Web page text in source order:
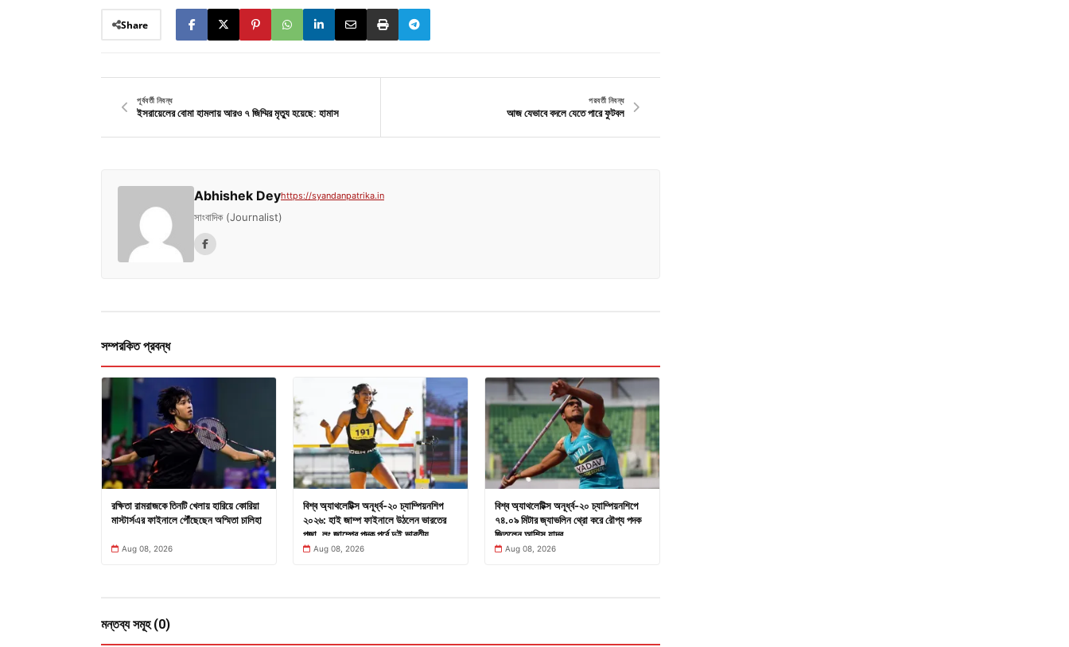
Share
পূর্ববর্তী নিবন্ধ
ইসরায়েলের বোমা হামলায় আরও ৭ জিম্মির মৃত্যু হয়েছে: হামাস
পরবর্তী নিবন্ধ
আজ যেভাবে বদলে যেতে পারে ফুটবল
Abhishek Deyhttps://syandanpatrika.in
সাংবাদিক (Journalist)
সম্পরকিত প্রবন্ধ
রক্ষিতা রামরাজকে তিনটি খেলায় হারিয়ে কোরিয়া
মাস্টার্সএর ফাইনালে পৌঁছেছেন অস্মিতা চালিহা
Aug 08, 2026
বিশ্ব অ্যাথলেটিক্স অনূর্ধ্ব-২০ চ্যাম্পিয়নশিপ
২০২৬: হাই জাম্প ফাইনালে উঠলেন ভারতের
পূজা, লং জাম্পের পদক পর্বে দুই ভারতীয়
Aug 08, 2026
বিশ্ব অ্যাথলেটিক্স অনূর্ধ্ব-২০ চ্যাম্পিয়নশিপে
৭৪.০৯ মিটার জ্যাভলিন থ্রো করে রৌপ্য পদক
জিতলেন আশিস যাদব
Aug 08, 2026
মন্তব্য সমূহ (0)